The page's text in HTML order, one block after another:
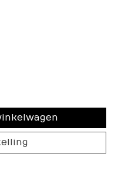
is